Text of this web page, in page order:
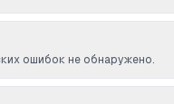
ошибок не обнаружено.